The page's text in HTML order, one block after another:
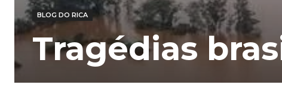
BLOG DO RICA
Tragédias